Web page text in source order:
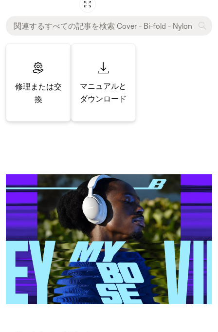
修理または交
換
マニュアルと
ダウンロード